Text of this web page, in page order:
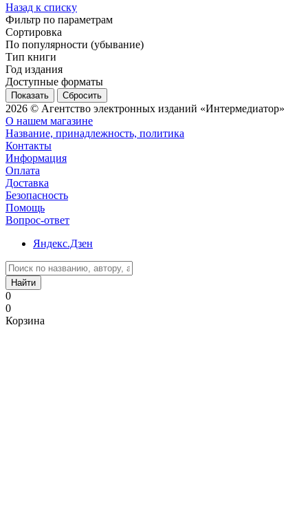
Назад к списку
Фильтр по параметрам
Сортировка
По популярности (убывание)
Тип книги
Год издания
Доступные форматы
Сбросить
2026 © Агентство электронных изданий «Интермедиатор»
О нашем магазине
Название, принадлежность, политика
Контакты
Информация
Оплата
Доставка
Безопасность
Помощь
Вопрос-ответ
Яндекс.Дзен
Найти
0
0
Корзина